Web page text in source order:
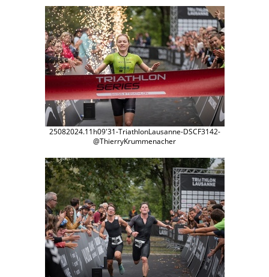
25082024.11h09'31-TriathlonLausanne-DSCF3142-
@ThierryKrummenacher